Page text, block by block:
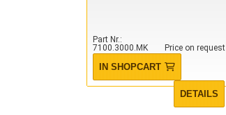
Part Nr.
7100.3000.MK
Price on request
IN SHOPCART
DETAILS